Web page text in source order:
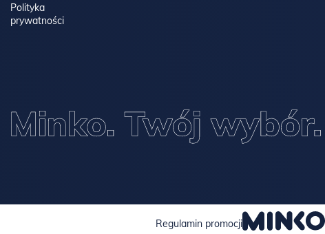
Polityka
prywatności
Regulamin promocji